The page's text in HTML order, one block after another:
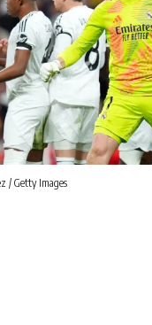
/ Getty Images